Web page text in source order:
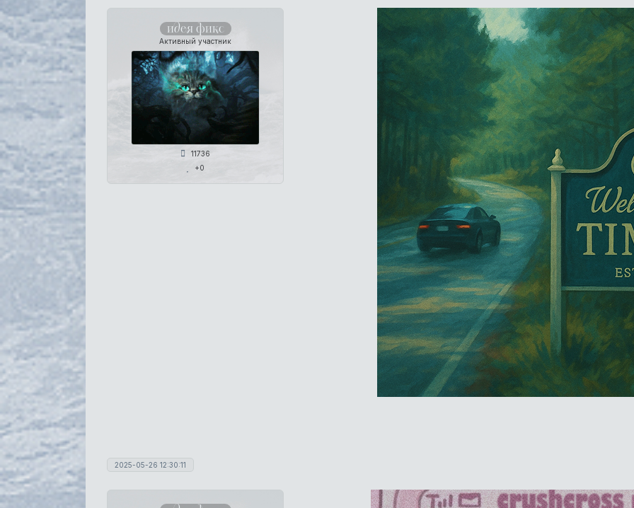
идея фикс
Активный участник
11736
+0
2025-05-26 12:30:11